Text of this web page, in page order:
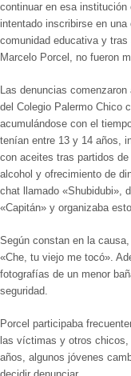
continuar en esa
intentado inscribirse en
comunidad educativa y
Marcelo Porcel, no fueron
Las denuncias
del Colegio Palermo Chico
acumulándose con el
tenían entre 13 y 14 años,
con aceites tras partidos
alcohol y ofrecimiento de
chat llamado «Shubidubi»,
«Capitán» y organizaba
Según constan en la
«Che, tu viejo me tocó».
fotografías de un menor
seguridad.
Porcel participaba
las víctimas y otros
años, algunos jóvenes